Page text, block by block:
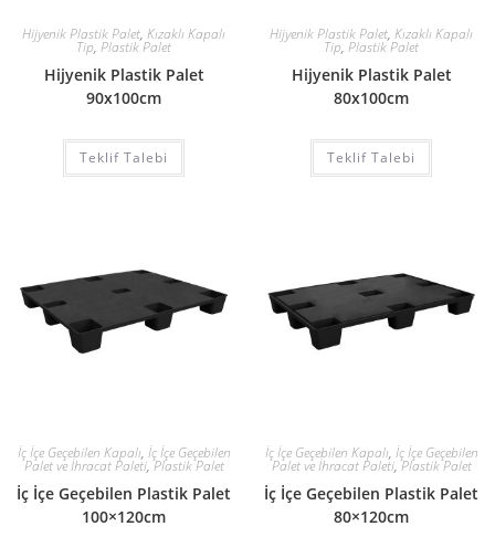
Hijyenik Plastik Palet, Kızaklı Kapalı
Tip, Plastik Palet
Hijyenik Plastik Palet
90x100cm
Teklif Talebi
Hijyenik Plastik Palet, Kızaklı Kapalı
Tip, Plastik Palet
Hijyenik Plastik Palet
80x100cm
Teklif Talebi
İç İçe Geçebilen Kapalı, İç İçe Geçebilen
Palet ve İhracat Paleti,Plastik Palet
İç İçe Geçebilen Plastik Palet
100×120cm
İç İçe Geçebilen Kapalı, İç İçe Geçebilen
Palet ve İhracat Paleti,Plastik Palet
İç İçe Geçebilen Plastik Palet
80×120cm